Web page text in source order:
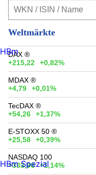
Weltmärkte
DAX ®
+215,22
+0,82%
MDAX ®
+4,79
+0,01%
TecDAX ®
+54,26
+1,37%
E-STOXX 50 ®
+25,58
+0,39%
NASDAQ 100
+333,96
+1,14%
HBm
HBm Spezial